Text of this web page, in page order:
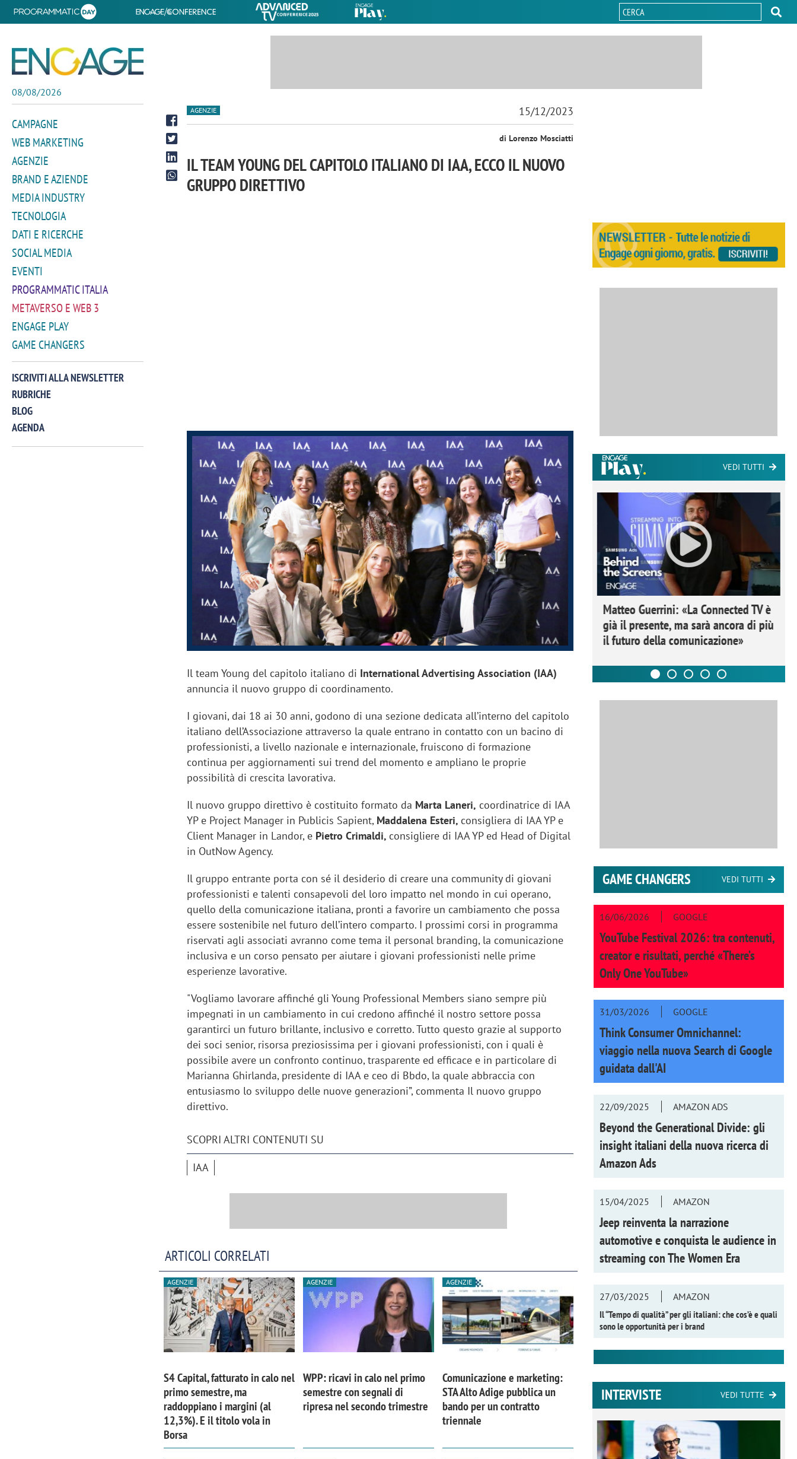
08/08/2026
CAMPAGNE
WEB MARKETING
AGENZIE
BRAND E AZIENDE
MEDIA INDUSTRY
TECNOLOGIA
DATI E RICERCHE
SOCIAL MEDIA
EVENTI
PROGRAMMATIC ITALIA
METAVERSO E WEB 3
ENGAGE PLAY
GAME CHANGERS
ISCRIVITI ALLA NEWSLETTER
RUBRICHE
BLOG
AGENDA
AGENZIE 15/12/2023
di Lorenzo Mosciatti
IL TEAM YOUNG DEL CAPITOLO ITALIANO DI IAA, ECCO IL NUOVO
GRUPPO DIRETTIVO
Il team Young del capitolo italiano di International Advertising Association (IAA)
annuncia il nuovo gruppo di coordinamento.
I giovani, dai 18 ai 30 anni, godono di una sezione dedicata all’interno del capitolo
italiano dell’Associazione attraverso la quale entrano in contatto con un bacino di
professionisti, a livello nazionale e internazionale, fruiscono di formazione
continua per aggiornamenti sui trend del momento e ampliano le proprie
possibilità di crescita lavorativa.
Il nuovo gruppo direttivo è costituito formato da Marta Laneri, coordinatrice di IAA
YP e Project Manager in Publicis Sapient, Maddalena Esteri, consigliera di IAA YP e
Client Manager in Landor, e Pietro Crimaldi, consigliere di IAA YP ed Head of Digital
in OutNow Agency.
Il gruppo entrante porta con sé il desiderio di creare una community di giovani
professionisti e talenti consapevoli del loro impatto nel mondo in cui operano,
quello della comunicazione italiana, pronti a favorire un cambiamento che possa
essere sostenibile nel futuro dell’intero comparto. I prossimi corsi in programma
riservati agli associati avranno come tema il personal branding, la comunicazione
inclusiva e un corso pensato per aiutare i giovani professionisti nelle prime
esperienze lavorative.
"Vogliamo lavorare affinché gli Young Professional Members siano sempre più
impegnati in un cambiamento in cui credono affinché il nostro settore possa
garantirci un futuro brillante, inclusivo e corretto. Tutto questo grazie al supporto
dei soci senior, risorsa preziosissima per i giovani professionisti, con i quali è
possibile avere un confronto continuo, trasparente ed efficace e in particolare di
Marianna Ghirlanda, presidente di IAA e ceo di Bbdo, la quale abbraccia con
entusiasmo lo sviluppo delle nuove generazioni”, commenta Il nuovo gruppo
direttivo.
SCOPRI ALTRI CONTENUTI SU
IAA
ARTICOLI CORRELATI
AGENZIE
S4 Capital, fatturato in calo nel
primo semestre, ma
raddoppiano i margini (al
12,3%). E il titolo vola in
Borsa
AGENZIE
WPP: ricavi in calo nel primo
semestre con segnali di
ripresa nel secondo trimestre
AGENZIE
Comunicazione e marketing:
STA Alto Adige pubblica un
bando per un contratto
triennale
VEDI TUTTI
Perez, Samsung Ads: «L'Italia è un
mercato strategico e continuerà a
crescere»
Networking agli eventi: come la
startup Kicè punta a eliminare lo
"spreco di relazioni"
Matteo Guerrini: «La Connected TV è
già il presente, ma sarà ancora di più
il futuro della comunicazione»
GAME CHANGERS VEDI TUTTI
16/06/2026 GOOGLE
YouTube Festival 2026: tra contenuti,
creator e risultati, perché «There’s
Only One YouTube»
31/03/2026 GOOGLE
Think Consumer Omnichannel:
viaggio nella nuova Search di Google
guidata dall'AI
22/09/2025 AMAZON ADS
Beyond the Generational Divide: gli
insight italiani della nuova ricerca di
Amazon Ads
15/04/2025 AMAZON
Jeep reinventa la narrazione
automotive e conquista le audience in
streaming conThe Women Era
27/03/2025
AMAZON
Il “Tempo di qualità” per gli italiani: che cos’è e quali
sono le opportunità per i brand
INTERVISTE VEDI TUTTE